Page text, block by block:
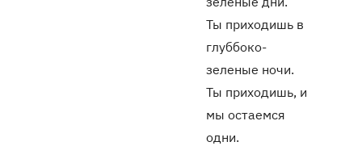
Ты приходишь в
глуббоко-
зеленые ночи.
Ты приходишь, и
мы остаемся
одни.